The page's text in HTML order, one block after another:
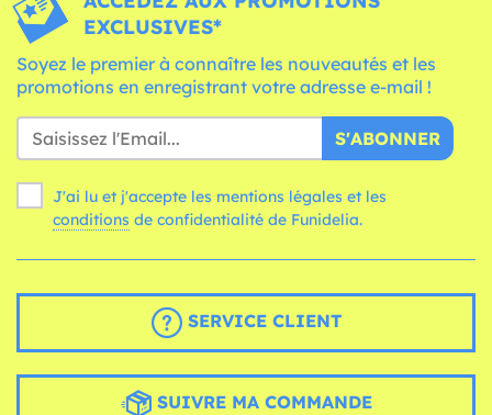
EXCLUSIVES*
Soyez le premier à connaître les nouveautés et les
promotions en enregistrant votre adresse e-mail !
S'ABONNER
J'ai lu et j'accepte les mentions légales et les
conditions de confidentialité de Funidelia.
SERVICE CLIENT
SUIVRE MA COMMANDE